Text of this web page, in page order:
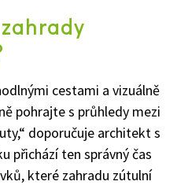
cestami a vizuálně
pohrajtes průhledy mezi
y,“ doporučuje architekt s
přichází ten správný čas
které zahradu zútulní